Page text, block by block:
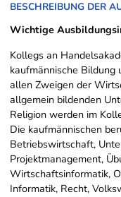
BESCHREIBUNG DER
Wichtige
Kollegs an
kaufmännische Bildung
allen Zweigen der
allgemein bildenden
Religion werden im
Die kaufmännischen
Betriebswirtschaft,
Projektmanagement,
Wirtschaftsinformatik,
Informatik, Recht,